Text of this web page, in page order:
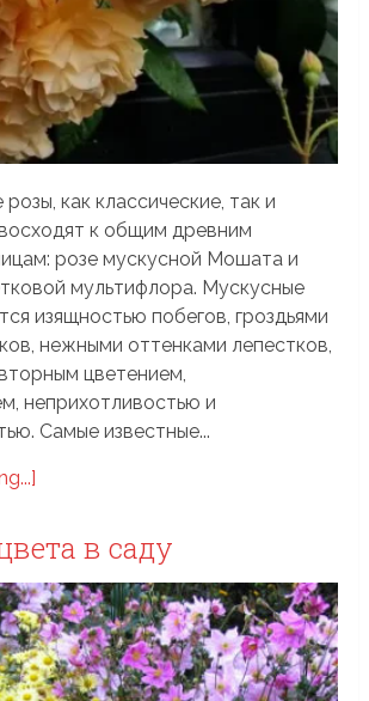
как классические, так и
к общим древним
розе мускусной Мошата и
мультифлора. Мускусные
изящностью побегов, гроздьями
нежными оттенками лепестков,
цветением,
неприхотливостью и
Самые известные...
в саду